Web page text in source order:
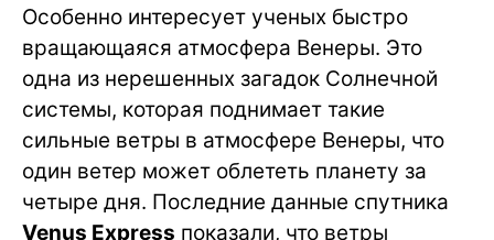
Особенно интересует ученых быстро
вращающаяся атмосфера Венеры. Это
одна из нерешенных загадок Солнечной
системы, которая поднимает такие
сильные ветры в атмосфере Венеры, что
один ветер может облететь планету за
четыре дня. Последние данные спутника
Venus Express показали, что ветры